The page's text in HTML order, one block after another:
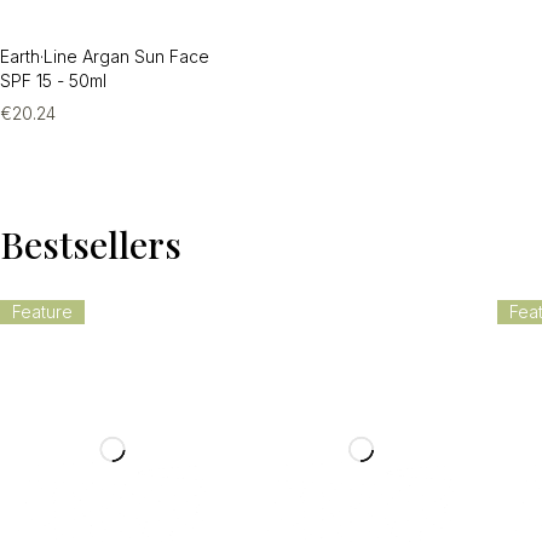
Earth·Line Argan Sun Face
SPF 15 - 50ml
€20.24
Bestsellers
Feature